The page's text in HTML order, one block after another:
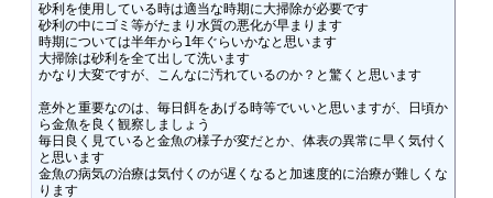
砂利を使用している時は適当な時期に大掃除が必要です
砂利の中にゴミ等がたまり水質の悪化が早まります
時期については半年から1年ぐらいかなと思います
大掃除は砂利を全て出して洗います
かなり大変ですが、こんなに汚れているのか？と驚くと思います
意外と重要なのは、毎日餌をあげる時等でいいと思いますが、日頃か
ら金魚を良く観察しましょう
毎日良く見ていると金魚の様子が変だとか、体表の異常に早く気付く
と思います
金魚の病気の治療は気付くのが遅くなると加速度的に治療が難しくな
ります